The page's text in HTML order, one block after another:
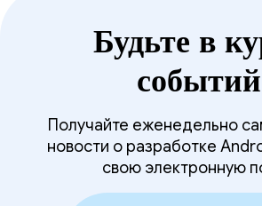
Будьте в
событий
Получайте еженедельно
новости о разработке
свою электронную